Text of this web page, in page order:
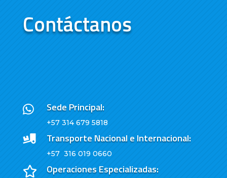
Contáctanos
 Sede Principal:
+57 314 679 5818
 Transporte Nacional e Internacional:
+57 316 019 0660
 Operaciones Especializadas: